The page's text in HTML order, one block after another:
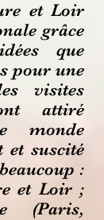
et Loir
grâce
que
pour une
visites
attiré
monde
et suscité
:
et Loir ;
(Paris,